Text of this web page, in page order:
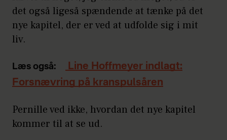
det også ligeså spændende at tænke på det
nye kapitel, der er ved at udfolde sig i mit
liv.
Læs også:
Line Hoffmeyer indlagt:
Forsnævring på kranspulsåren
Pernille ved ikke, hvordan det nye kapitel
kommer til at se ud.